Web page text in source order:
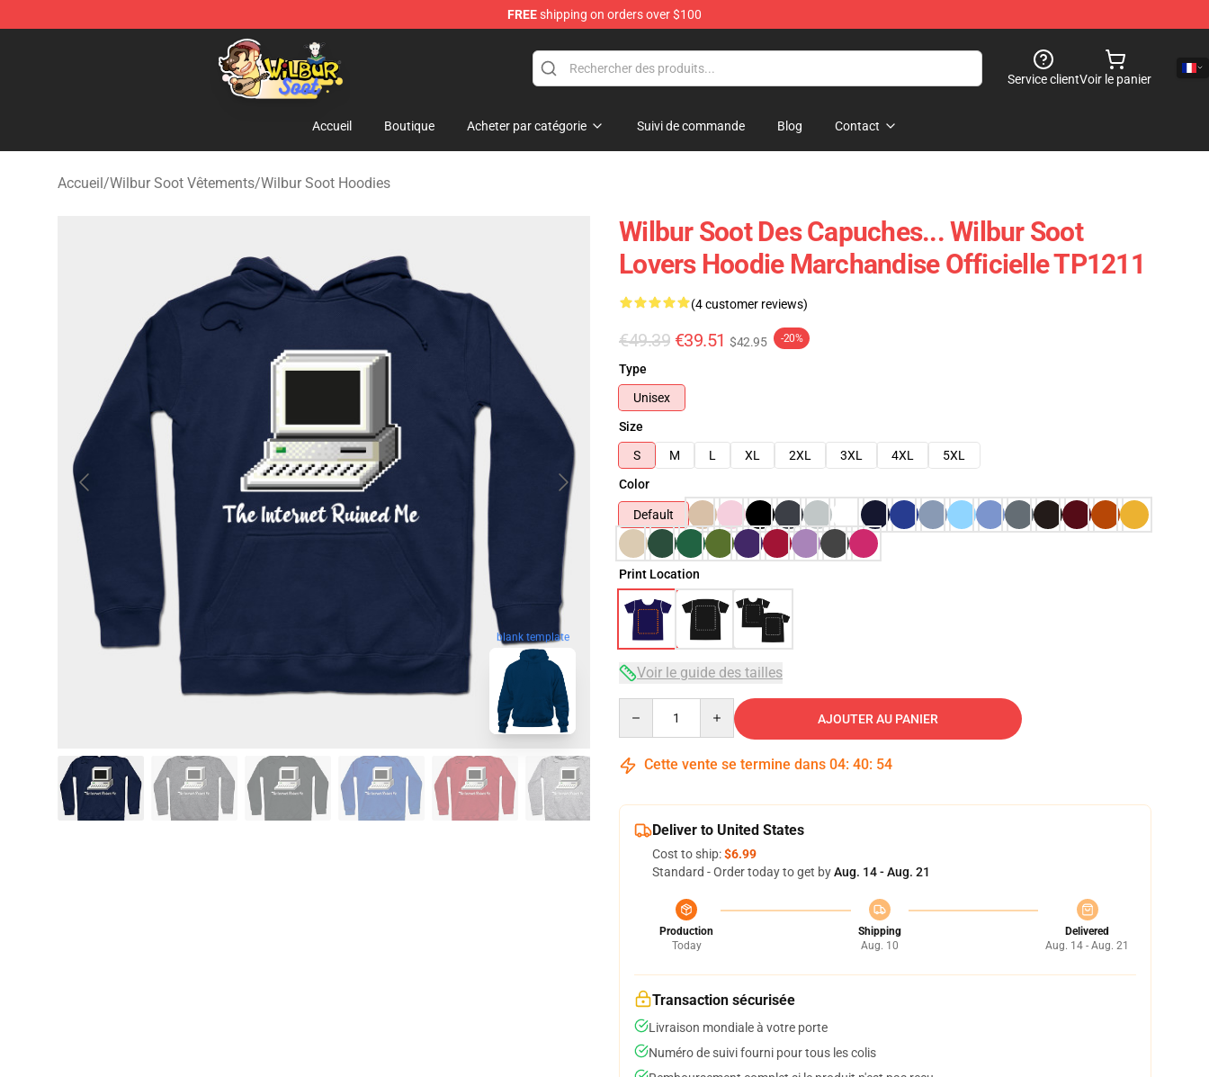
FREEshipping on orders over $100
Wilbur Soot Shop - Official Wilbur Soot Merchandise Store
Service clientVoir le panier
Accueil Boutique Acheter par catégorie Suivi de commande Blog Contact
Accueil/Wilbur Soot Vêtements/Wilbur Soot Hoodies
blank template
Wilbur Soot Des Capuches... Wilbur Soot
Lovers Hoodie Marchandise Officielle TP1211
(4 customer reviews)
€49.39 €39.51 $42.95 -20%
Type
Unisex
Size
S
M L XL 2XL 3XL 4XL
5XL
Color
Default
Print Location
Voir le guide des tailles
AJOUTER AU PANIER
Cette vente se termine dans 04: 40: 53
Deliver to United States
Cost to ship:$6.99
Standard - Order today to get byAug. 14 - Aug. 21
Production
Today
Shipping
Aug. 10
Delivered
Aug. 14 - Aug. 21
Transaction sécurisée
Livraison mondiale à votre porte
Numéro de suivi fourni pour tous les colis